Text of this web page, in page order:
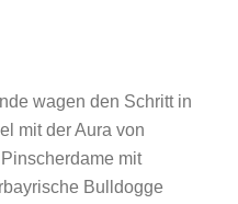
wagen den Schritt in
mit der Aura von
mit
Bulldogge